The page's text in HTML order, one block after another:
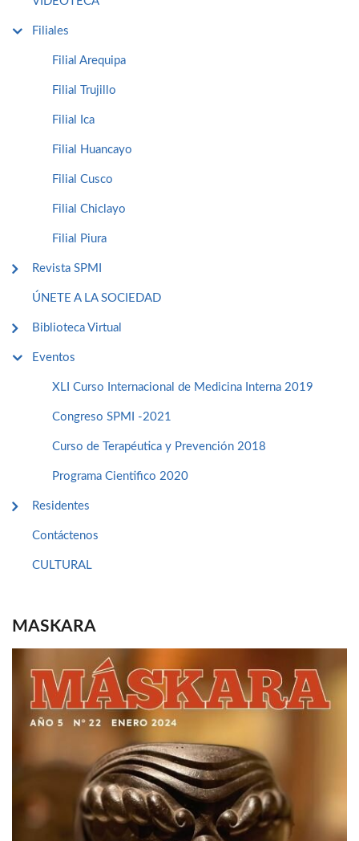
Filiales
Filial Arequipa
Filial Trujillo
Filial Ica
Filial Huancayo
Filial Cusco
Filial Chiclayo
Filial Piura
Revista SPMI
ÚNETE A LA SOCIEDAD
Biblioteca Virtual
Eventos
XLI Curso Internacional de Medicina Interna 2019
Congreso SPMI -2021
Curso de Terapéutica y Prevención 2018
Programa Cientifico 2020
Residentes
Contáctenos
CULTURAL
MASKARA